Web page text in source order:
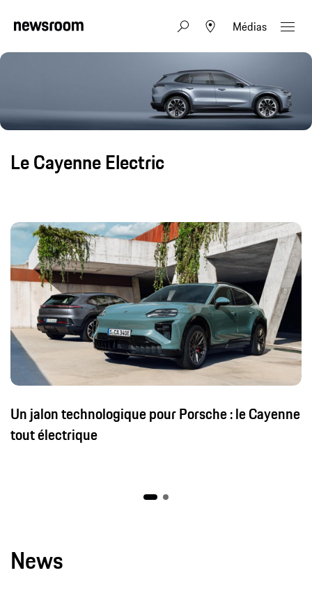
Médias
Le Cayenne Electric
Un jalon technologique pour Porsche : le Cayenne
tout électrique
News